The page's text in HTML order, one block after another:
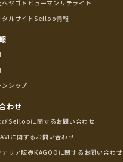
ヤゴトヒューマンサテライト
タルサイトSeiloo情報
シップ
わせ
びSeilooに関するお問い合わせ
に関するお問い合わせ
テリア販売KAGOOに関するお問い合わせ